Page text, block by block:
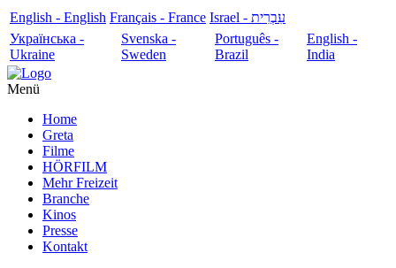
English - English Français - France
עִבְרִית - Israel
Українська -
Ukraine
Svenska -
Sweden
Português -
Brazil
English -
India
Menü
Home
Greta
Filme
HÖRFILM
Mehr Freizeit
Branche
Kinos
Presse
Kontakt